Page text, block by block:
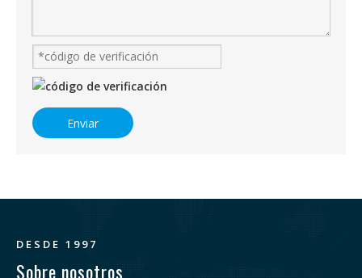
Enviar
DESDE 1997
Sobre nosotros